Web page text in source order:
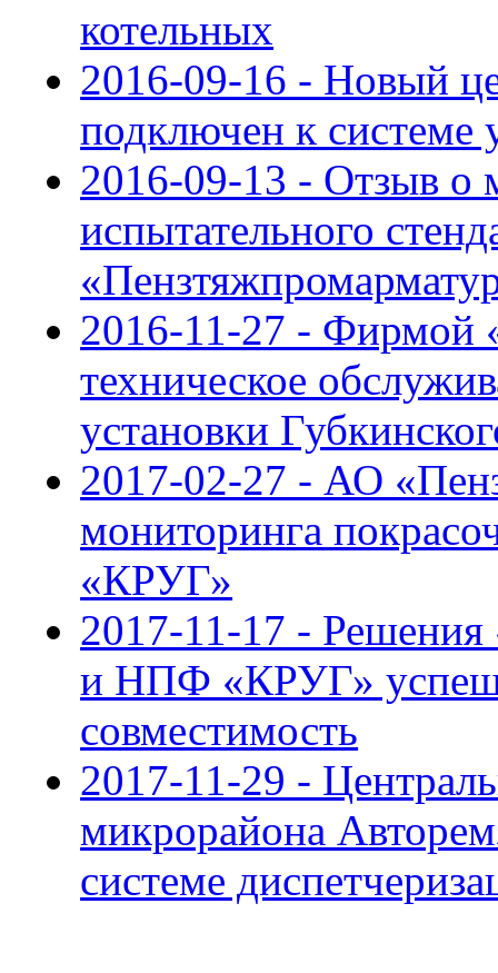
котельных
2016-09-16 - Новый
подключен к системе
2016-09-13 - Отзыв о
испытательного
2016-11-27 - Фирмой
техническое
установки
2017-02-27 - АО
мониторинга
«КРУГ»
2017-11-17 - Решения
и НПФ «КРУГ»
совместимость
2017-11-29 -
микрорайона
системе